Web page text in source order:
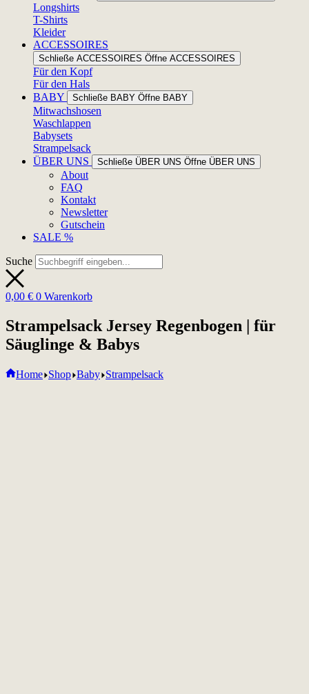
Longshirts
T-Shirts
Kleider
ACCESSOIRES
Schließe ACCESSOIRES Öffne ACCESSOIRES
Für den Kopf
Für den Hals
BABY
Schließe BABY Öffne BABY
Mitwachshosen
Waschlappen
Babysets
Strampelsack
ÜBER UNS
Schließe ÜBER UNS Öffne ÜBER UNS
About
FAQ
Kontakt
Newsletter
Gutschein
SALE %
Suche
0,00 € 0 Warenkorb
Strampelsack Jersey Regenbogen | für
Säuglinge & Babys
Home Shop Baby Strampelsack